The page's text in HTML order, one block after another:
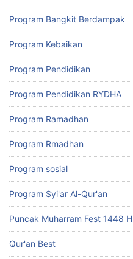
Program Bangkit Berdampak
Program Kebaikan
Program Pendidikan
Program Pendidikan RYDHA
Program Ramadhan
Program Rmadhan
Program sosial
Program Syi'ar Al-Qur'an
Puncak Muharram Fest 1448 H
Qur'an Best